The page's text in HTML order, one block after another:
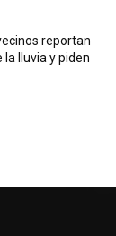
reportan
la lluvia y piden